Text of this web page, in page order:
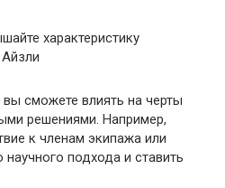
характеристику
сможете влиять на черты
решениями. Например,
к членам экипажа или
подхода и ставить